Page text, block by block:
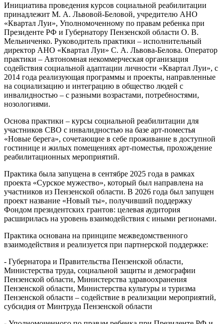
Инициатива проведения курсов социальной реабилитации
принадлежит М. А. Львовой-Беловой, учредителю АНО
«Квартал Луи», Уполномоченному по правам ребенка при
Президенте РФ и Губернатору Пензенской области О. В.
Мельниченко. Руководитель практики – исполнительный
директор АНО «Квартал Луи» С. А. Львова-Белова. Оператор
практики – Автономная некоммерческая организация
содействия социальной адаптации личности «Квартал Луи», с
2014 года реализующая программы и проекты, направленные
на социализацию и интеграцию в общество людей с
инвалидностью – с разными возрастами, потребностями,
нозологиями.
Основа практики – курсы социальной реабилитации для
участников СВО с инвалидностью на базе арт-поместья
«Новые берега», сочетающие в себе проживание в доступной
гостинице и жилых помещениях арт-поместья, прохождение
реабилитационных мероприятий.
Практика была запущена в сентябре 2025 года в рамках
проекта «Сурское мужество», который был направлена на
участников из Пензенской области. В 2026 года был запущен
проект название «Новый ты», получивший поддержку
Фондом президентских грантов: целевая аудитория
расширилась на уровень взаимодействия с иными регионами.
Практика основана на принципе межведомственного
взаимодействия и реализуется при партнерской поддержке:
- Губернатора и Правительства Пензенской области,
Министерства труда, социальной защиты и демографии
Пензенской области, Министерства здравоохранения
Пензенской области, Министерства культуры и туризма
Пензенской области – содействие в реализации мероприятий,
субсидия от Минтруда Пензенской области